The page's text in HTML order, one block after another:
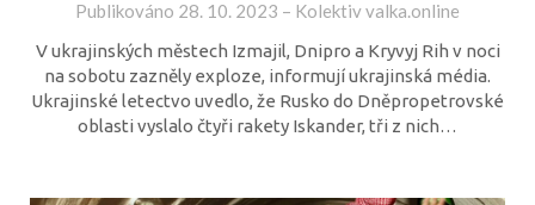
Publikováno 28. 10. 2023 – Kolektiv valka.online
V ukrajinských městech Izmajil, Dnipro a Kryvyj Rih v noci
na sobotu zazněly exploze, informují ukrajinská média.
Ukrajinské letectvo uvedlo, že Rusko do Dněpropetrovské
oblasti vyslalo čtyři rakety Iskander, tři z nich…